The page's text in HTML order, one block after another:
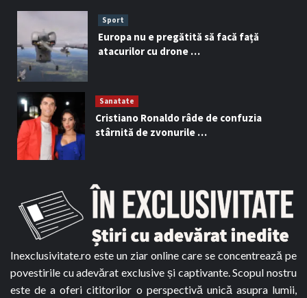
Sport
Europa nu e pregătită să facă față
atacurilor cu drone …
Sanatate
Cristiano Ronaldo râde de confuzia
stârnită de zvonurile …
Inexclusivitate.ro este un ziar online care se concentrează pe
povestirile cu adevărat exclusive și captivante. Scopul nostru
este de a oferi cititorilor o perspectivă unică asupra lumii,